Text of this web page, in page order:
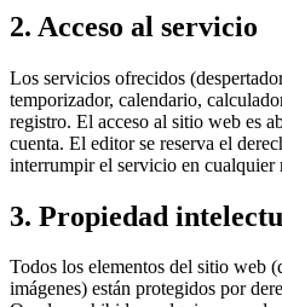
2. Acceso al servicio
Los servicios ofrecidos
temporizador, calendario,
registro. El acceso al sitio web es
cuenta. El editor se reserva el
interrumpir el servicio en cualquier
3. Propiedad
Todos los elementos del sitio web
imágenes) están protegidos por